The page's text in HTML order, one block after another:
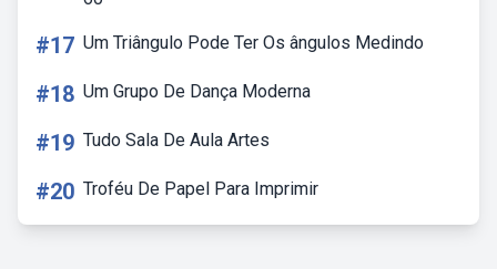
#17 Um Triângulo Pode Ter Os ângulos Medindo
#18 Um Grupo De Dança Moderna
#19 Tudo Sala De Aula Artes
#20 Troféu De Papel Para Imprimir